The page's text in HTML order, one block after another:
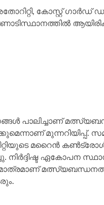
കോസ്റ്റ് ഗാർഡ്
പാലിച്ചാണ്
മറൈൻ കൺട്രോൾ
നിർദ്ദിഷ്ട ഏകോപന